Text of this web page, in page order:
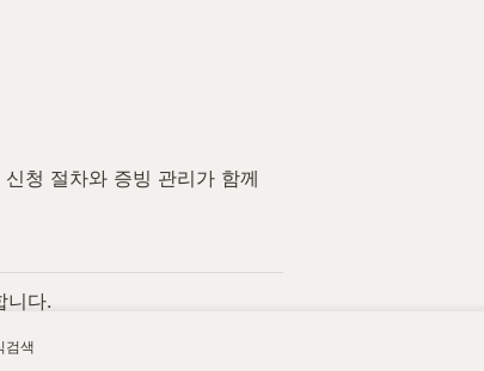
청 절차와 증빙 관리가 함께
니다.
검색